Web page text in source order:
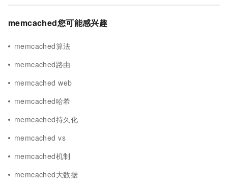
memcached您可能感兴趣
memcached算法
memcached路由
memcached web
memcached哈希
memcached持久化
memcached vs
memcached机制
memcached大数据